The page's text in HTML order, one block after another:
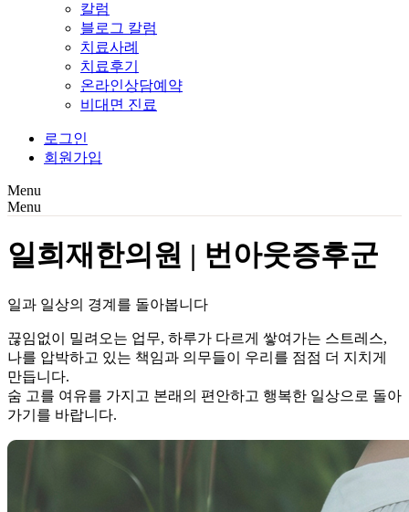
칼럼
블로그 칼럼
치료사례
치료후기
온라인상담예약
비대면 진료
로그인
회원가입
Menu
Menu
일희재한의원 | 번아웃증후군
일과 일상의 경계를 돌아봅니다
끊임없이 밀려오는 업무, 하루가 다르게 쌓여가는 스트레스,
나를 압박하고 있는 책임과 의무들이 우리를 점점 더 지치게
만듭니다.
숨 고를 여유를 가지고 본래의 편안하고 행복한 일상으로 돌아
가기를 바랍니다.